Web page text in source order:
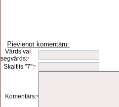
Pievienot komentāru:
Vārds vai
segvārds:*
Skaitlis "7":*
Komentārs:*